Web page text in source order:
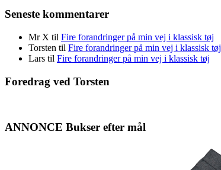
Seneste kommentarer
Mr X til Fire forandringer på min vej i klassisk tøj
Torsten til Fire forandringer på min vej i klassisk tøj
Lars til Fire forandringer på min vej i klassisk tøj
Foredrag ved Torsten
ANNONCE Bukser efter mål